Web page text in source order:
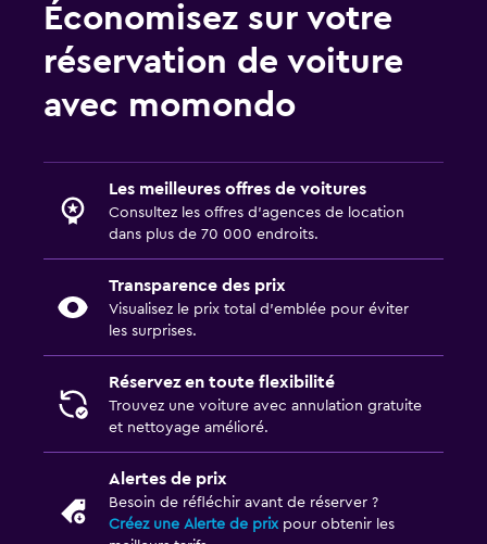
Économisez sur votre
réservation de voiture
avec momondo
Les meilleures offres de voitures
Consultez les offres d’agences de location
dans plus de 70 000 endroits.
Transparence des prix
Visualisez le prix total d’emblée pour éviter
les surprises.
Réservez en toute flexibilité
Trouvez une voiture avec annulation gratuite
et nettoyage amélioré.
Alertes de prix
Besoin de réfléchir avant de réserver ?
Créez une Alerte de prixpour obtenir les